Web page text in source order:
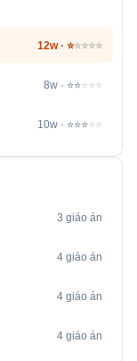
12w · ⭐⭐⭐⭐⭐
8w · ⭐⭐⭐⭐⭐
10w · ⭐⭐⭐⭐⭐
3 giáo án
4 giáo án
4 giáo án
4 giáo án